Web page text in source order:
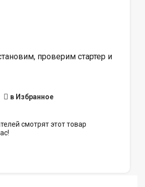
проверим стартер и
в Избранное
смотрят этот товар